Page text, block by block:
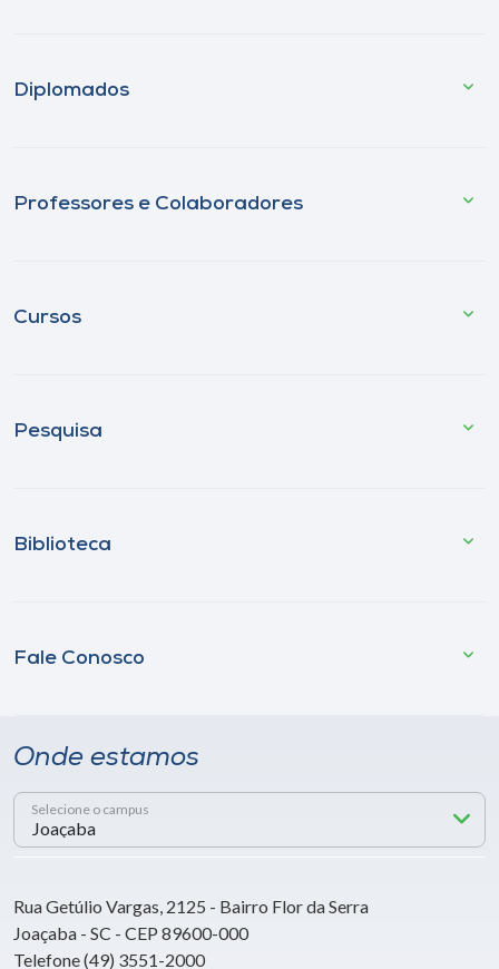
Diplomados
Professores e Colaboradores
Cursos
Pesquisa
Biblioteca
Fale Conosco
Onde estamos
Selecione o campus
Rua Getúlio Vargas, 2125 - Bairro Flor da Serra
Joaçaba - SC - CEP 89600-000
Telefone (49) 3551-2000